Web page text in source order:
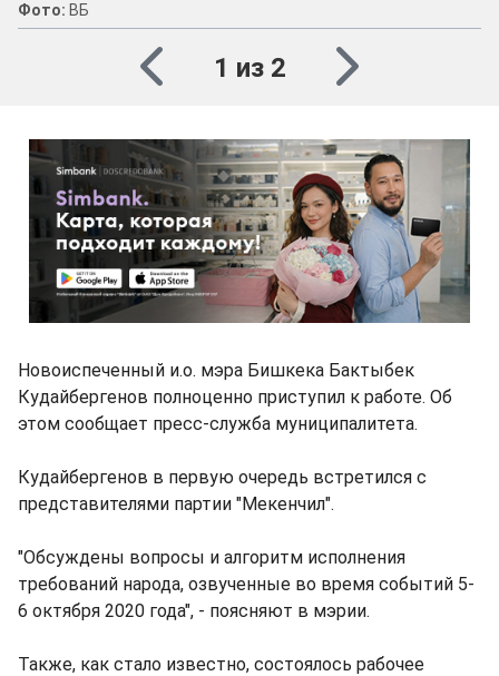
Фото: ВБ
1 из 2
Новоиспеченный и.о. мэра Бишкека Бактыбек
Кудайбергенов полноценно приступил к работе. Об
этом сообщает пресс-служба муниципалитета.
Кудайбергенов в первую очередь встретился с
представителями партии "Мекенчил".
"Обсуждены вопросы и алгоритм исполнения
требований народа, озвученные во время событий 5-
6 октября 2020 года", - поясняют в мэрии.
Также, как стало известно, состоялось рабочее